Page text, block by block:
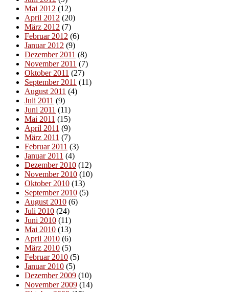
Mai 2012 (12)
April 2012 (20)
März 2012 (7)
Februar 2012 (6)
Januar 2012 (9)
Dezember 2011 (8)
November 2011 (7)
Oktober 2011 (27)
September 2011 (11)
August 2011 (4)
Juli 2011 (9)
Juni 2011 (11)
Mai 2011 (15)
April 2011 (9)
März 2011 (7)
Februar 2011 (3)
Januar 2011 (4)
Dezember 2010 (12)
November 2010 (10)
Oktober 2010 (13)
September 2010 (5)
August 2010 (6)
Juli 2010 (24)
Juni 2010 (11)
Mai 2010 (13)
April 2010 (6)
März 2010 (5)
Februar 2010 (5)
Januar 2010 (5)
Dezember 2009 (10)
November 2009 (14)